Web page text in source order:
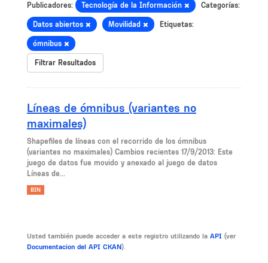
Publicadores: Tecnología de la Información Categorías:
Datos abiertos Movilidad Etiquetas:
ómnibus
Filtrar Resultados
Líneas de ómnibus (variantes no
maximales)
Shapefiles de líneas con el recorrido de los ómnibus
(variantes no maximales) Cambios recientes 17/9/2013: Este
juego de datos fue movido y anexado al juego de datos
Líneas de...
BIN
Usted también puede acceder a este registro utilizando la API (ver
Documentacion del API CKAN).